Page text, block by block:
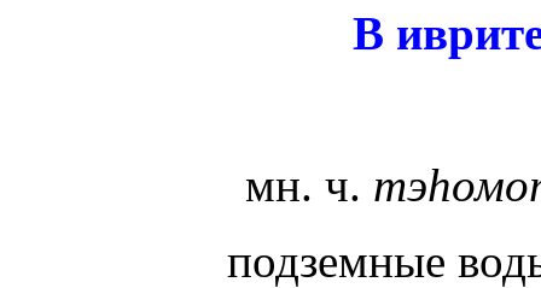
В
мн. ч. тэh
подземные